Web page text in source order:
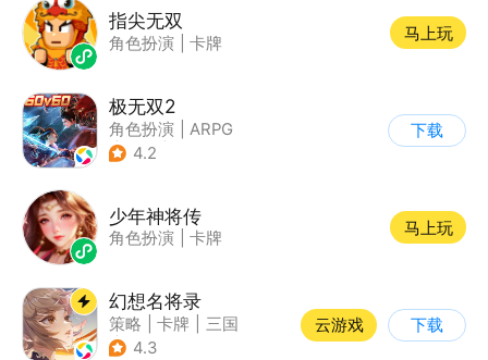
指尖无双
角色扮演 卡牌
马上玩
极无双2
角色扮演
ARPG
| 三国
4.2
下载
少年神将传
角色扮演 卡牌
马上玩
幻想名将录
策略 卡牌
三国
| 中国风
4.3
云游戏 下载